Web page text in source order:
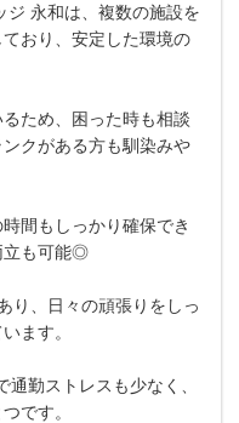
ジ 永和は、複数の施設を
おり、安定した環境の
ため、困った時も相談
クがある方も馴染みや
間もしっかり確保でき
立も可能◎
り、日々の頑張りをしっ
ます。
勤ストレスも少なく、
です。